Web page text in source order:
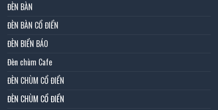
ĐÈN BÀN
ĐÈN BÀN CỔ ĐIỂN
ĐÈN BIỂN BÁO
Đèn chùm Cafe
ĐÈN CHÙM CỔ ĐIỂN
ĐÈN CHÙM CỔ ĐIỂN